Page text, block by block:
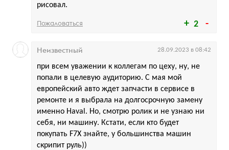
2
рисовал.
Пожаловаться
при всем уважении к коллегам по цеху, ну, не
попали в целевую аудиторию. С мая мой
европейский авто ждет запчасти в сервисе в
ремонте и я выбрала на долгосрочную замену
именно Haval. Но, смотрю ролик и не узнаю ни
себя, ни машину. Кстати, если кто будет
покупать F7X знайте, у большинства машин
скрипит руль))
Неизвестный 28.09.2023 в 08:42